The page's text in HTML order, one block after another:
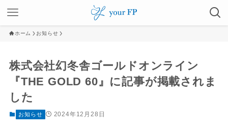
ホーム お知らせ
株式会社幻冬舎ゴールドオンライン
『THE GOLD 60』に記事が掲載されま
した
お知らせ 2024年12月28日